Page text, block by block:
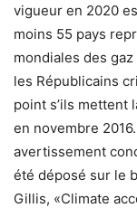
vigueur en 2020
moins 55 pays
mondiales des
les Républicains
point s’ils mettent
en novembre
avertissement
été déposé sur le
Gillis, «Climate